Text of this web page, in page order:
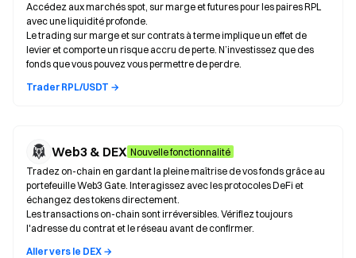
Accédez aux marchés spot, sur marge et futures pour les paires RPL
avec une liquidité profonde.
Le trading sur marge et sur contrats à terme implique un effet de
levier et comporte un risque accru de perte. N’investissez que des
fonds que vous pouvez vous permettre de perdre.
Trader RPL/USDT →
Web3 & DEX Nouvelle fonctionnalité
Tradez on-chain en gardant la pleine maîtrise de vos fonds grâce au
portefeuille Web3 Gate. Interagissez avec les protocoles DeFi et
échangez des tokens directement.
Les transactions on-chain sont irréversibles. Vérifiez toujours
l'adresse du contrat et le réseau avant de confirmer.
Aller vers le DEX →